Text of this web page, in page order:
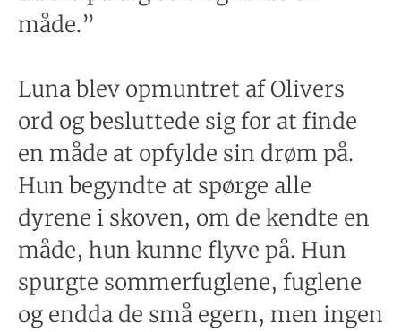
måde.”
Luna blev opmuntret af Olivers
ord og besluttede sig for at finde
en måde at opfylde sin drøm på.
Hun begyndte at spørge alle
dyrene i skoven, om de kendte en
måde, hun kunne flyve på. Hun
spurgte sommerfuglene, fuglene
og endda de små egern, men ingen